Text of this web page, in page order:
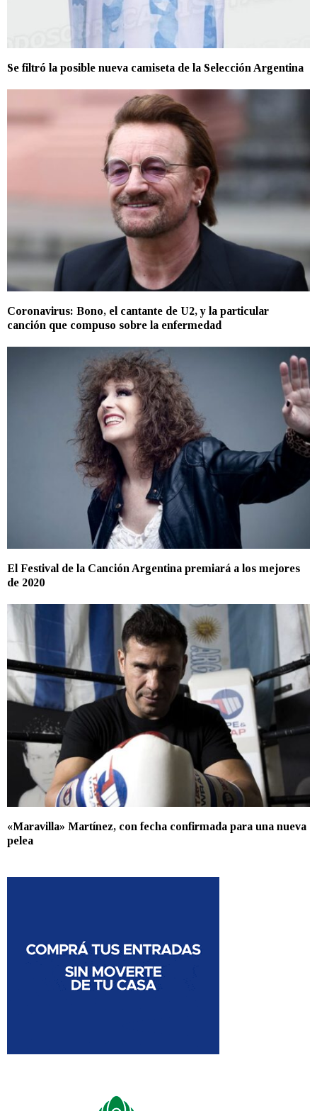
Se filtró la posible nueva camiseta de la Selección Argentina
Coronavirus: Bono, el cantante de U2, y la particular
canción que compuso sobre la enfermedad
El Festival de la Canción Argentina premiará a los mejores
de 2020
«Maravilla» Martínez, con fecha confirmada para una nueva
pelea